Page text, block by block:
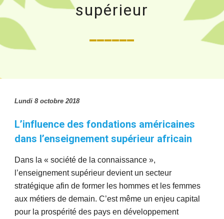
supérieur
Lundi 8 octobre 2018
L’influence des fondations américaines
dans l’enseignement supérieur africain
Dans la « société de la connaissance »,
l’enseignement supérieur devient un secteur
stratégique afin de former les hommes et les femmes
aux métiers de demain. C’est même un enjeu capital
pour la prospérité des pays en développement